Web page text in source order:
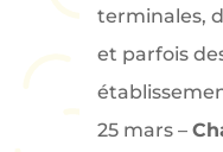
terminales,
et parfois
25 mars –